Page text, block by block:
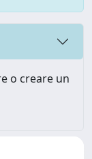
o creare un